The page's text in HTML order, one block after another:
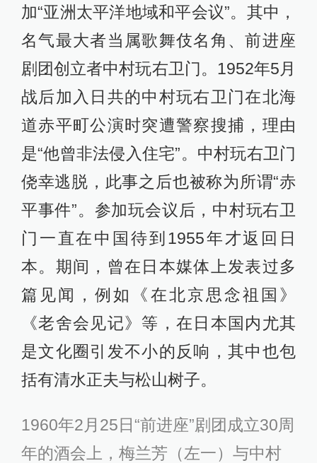
加“亚洲太平洋地域和平会议”。其中，
名气最大者当属歌舞伎名角、前进座
剧团创立者中村玩右卫门。1952年5月
战后加入日共的中村玩右卫门在北海
道赤平町公演时突遭警察搜捕，理由
是“他曾非法侵入住宅”。中村玩右卫门
侥幸逃脱，此事之后也被称为所谓“赤
平事件”。参加玩会议后，中村玩右卫
门一直在中国待到1955年才返回日
本。期间，曾在日本媒体上发表过多
篇见闻，例如《在北京思念祖国》
《老舍会见记》等，在日本国内尤其
是文化圈引发不小的反响，其中也包
括有清水正夫与松山树子。
1960年2月25日“前进座”剧团成立30周
年的酒会上，梅兰芳（左一）与中村